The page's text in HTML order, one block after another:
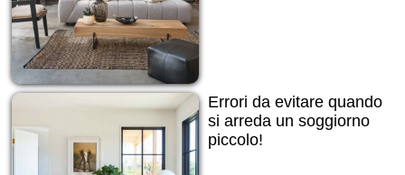
Errori da evitare quando
si arreda un soggiorno
piccolo!